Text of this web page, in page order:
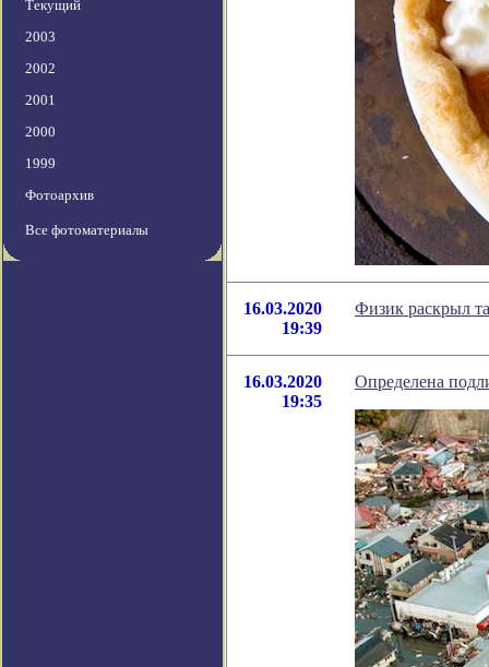
Текущий
2003
2002
2001
2000
1999
Фотоархив
Все фотоматериалы
16.03.2020
19:39
Физик раскрыл
16.03.2020
19:35
Определена